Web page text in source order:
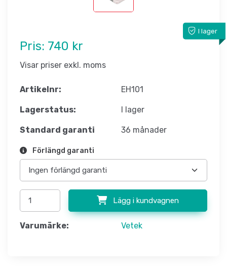
I lager
Pris: 740 kr
Visar priser exkl. moms
Artikelnr: EH101
Lagerstatus: I lager
Standard garanti 36 månader
Förlängd garanti
Lägg i kundvagnen
Varumärke: Vetek